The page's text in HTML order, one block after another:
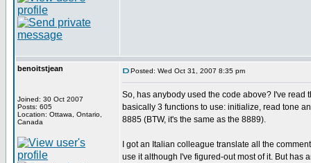
benoitstjean
Joined: 30 Oct 2007
Posts: 605
Location: Ottawa, Ontario,
Canada
Posted: Wed Oct 31, 2007 8:35 pm
So, has anybody used the code above? I've
basically 3 functions to use: initialize, read tone
8885 (BTW, it's the same as the 8889).
I got an Italian colleague translate all the
use it although I've figured-out most of it. But has